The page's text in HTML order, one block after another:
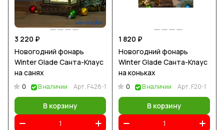
3 220 ₽
Новогодний фонарь
Winter Glade Санта-Клаус
на санях
0 В наличии Арт. F428-1
В корзину
1 820 ₽
Новогодний фонарь
Winter Glade Санта-Клаус
на коньках
0 В наличии Арт. F20-1
В корзину